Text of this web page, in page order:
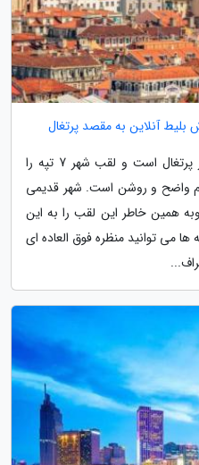
آنلاین به مقصد پرتغال
لیسبون مرکز و بزرگترین شهر کشور پرتغال است و لقب شهر 7 تپه را
و روشن است. شهر قدیمی
شده بود وبه همین خاطر این لقب را به این
ها می توانید منظره فوق العاده ای